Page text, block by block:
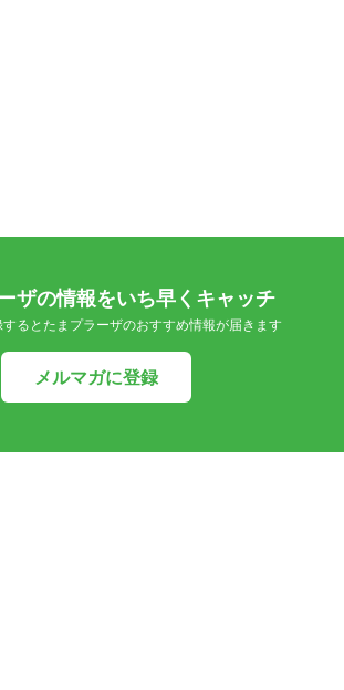
ザの情報をいち早くキャッチ
するとたまプラーザのおすすめ情報が届きます
メルマガに登録